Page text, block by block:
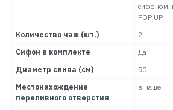
сифоном,
POP UP
Количество чаш (шт.)
2
Сифон в комплекте
Да
Диаметр слива (см)
90
Местонахождение
переливного отверстия
в чаше